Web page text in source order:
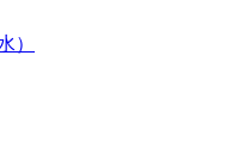
）